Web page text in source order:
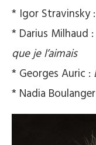
* Igor Stravinsky :
* Darius Milhaud :
que je l’aimais
* Georges Auric :
* Nadia